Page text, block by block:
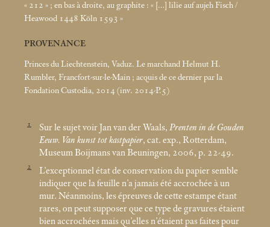
« 212 » ; en bas à droite, au graphite : « […] lilie auf aujeh Fisch /
Heawood 1448 Köln 1593 »
PROVENANCE
Princes du Liechtenstein, Vaduz. Le marchand Helmut H.
Rumbler, Francfort-sur-le-Main ; acquis de ce dernier par la
Fondation Custodia, 2014 (inv. 2014-P.5)
1 Sur le sujet voir Jan van der Waals, Prenten in de Gouden
Eeuw. Van kunst tot kastpapier, cat. exp., Rotterdam,
Museum Boijmans van Beuningen, 2006, p. 22-49.
2
L’exceptionnel état de conservation du papier semble
indiquer que la feuille n’a jamais été accrochée à un
mur. Néanmoins, les épreuves de cette estampe étant
rares, on peut supposer que ce type de gravures étaient
bien accrochées mais qu’elles n’étaient pas faites pour